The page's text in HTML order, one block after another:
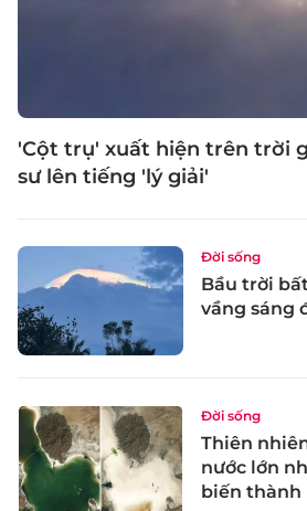
'Cột trụ' xuất hiện trên trời
sư lên tiếng 'lý giải'
Đời sống
Bầu trời
vầng sáng
Đời sống
Thiên
nước lớn
biến thành